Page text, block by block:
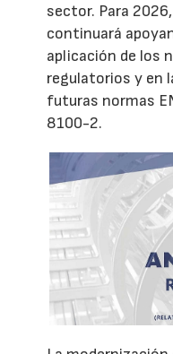
sector. Para
continuará
aplicación de los
regulatorios y en
futuras normas
8100-2.